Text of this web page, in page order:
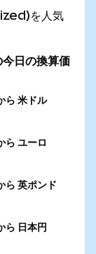
を人気
日の換算価
ら 米ドル
ユーロ
英ポンド
日本円